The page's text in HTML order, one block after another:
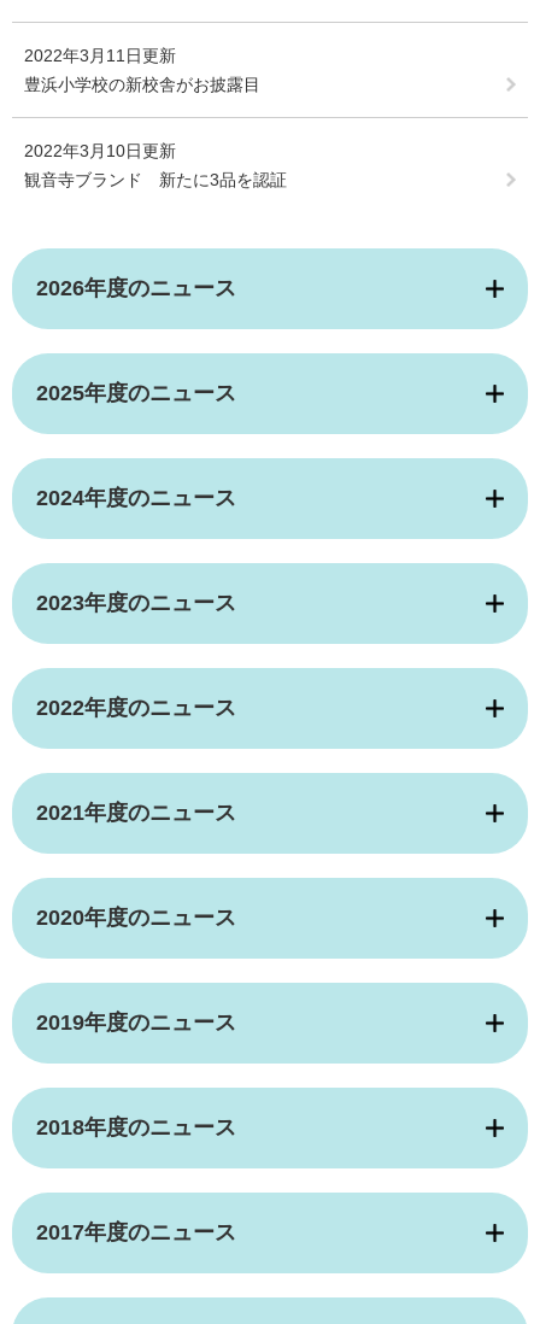
2022年3月11日更新
豊浜小学校の新校舎がお披露目
2022年3月10日更新
観音寺ブランド 新たに3品を認証
2026年度のニュース
2025年度のニュース
2024年度のニュース
2023年度のニュース
2022年度のニュース
2021年度のニュース
2020年度のニュース
2019年度のニュース
2018年度のニュース
2017年度のニュース